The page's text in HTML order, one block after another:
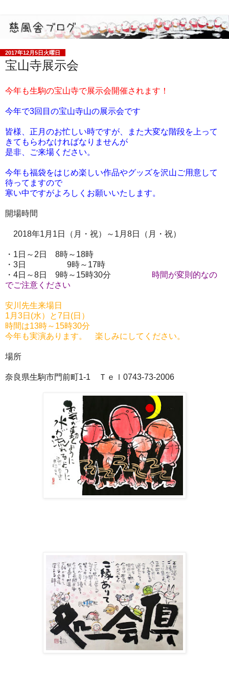
2017年12月5日火曜日
宝山寺展示会
今年も生駒の宝山寺で展示会開催されます！
今年で3回目の宝山寺山の展示会です
皆様、正月のお忙しい時ですが、また大変な階段を上って
きてもらわなければなりませんが
是非、ご来場ください。
今年も福袋をはじめ楽しい作品やグッズを沢山ご用意して
待ってますので
寒い中ですがよろしくお願いいたします。
開場時間
2018年1月1日（月・祝）～1月8日（月・祝）
・1日～2日 8時～18時
・3日 9時～17時
・4日～8日 9時～15時30分 時間が変則的なの
でご注意ください
安川先生来場日
1月3日(水）と7日(日）
時間は13時～15時30分
今年も実演あります。 楽しみにしてください。
場所
奈良県生駒市門前町1-1 Ｔｅｌ0743-73-2006